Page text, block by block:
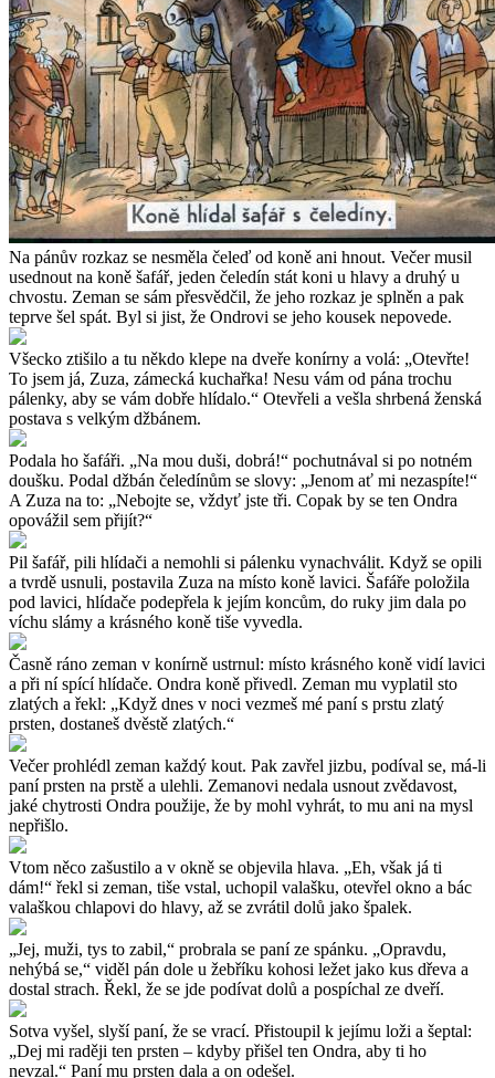
Na pánův rozkaz se nesměla čeleď od koně ani hnout. Večer musil
usednout na koně šafář, jeden čeledín stát koni u hlavy a druhý u
chvostu. Zeman se sám přesvědčil, že jeho rozkaz je splněn a pak
teprve šel spát. Byl si jist, že Ondrovi se jeho kousek nepovede.
Všecko ztišilo a tu někdo klepe na dveře konírny a volá: „Otevřte!
To jsem já, Zuza, zámecká kuchařka! Nesu vám od pána trochu
pálenky, aby se vám dobře hlídalo.“ Otevřeli a vešla shrbená ženská
postava s velkým džbánem.
Podala ho šafáři. „Na mou duši, dobrá!“ pochutnával si po notném
doušku. Podal džbán čeledínům se slovy: „Jenom ať mi nezaspíte!“
A Zuza na to: „Nebojte se, vždyť jste tři. Copak by se ten Ondra
opovážil sem přijít?“
Pil šafář, pili hlídači a nemohli si pálenku vynachválit. Když se opili
a tvrdě usnuli, postavila Zuza na místo koně lavici. Šafáře položila
pod lavici, hlídače podepřela k jejím koncům, do ruky jim dala po
víchu slámy a krásného koně tiše vyvedla.
Časně ráno zeman v konírně ustrnul: místo krásného koně vidí lavici
a při ní spící hlídače. Ondra koně přivedl. Zeman mu vyplatil sto
zlatých a řekl: „Když dnes v noci vezmeš mé paní s prstu zlatý
prsten, dostaneš dvěstě zlatých.“
Večer prohlédl zeman každý kout. Pak zavřel jizbu, podíval se, má-li
paní prsten na prstě a ulehli. Zemanovi nedala usnout zvědavost,
jaké chytrosti Ondra použije, že by mohl vyhrát, to mu ani na mysl
nepřišlo.
Vtom něco zašustilo a v okně se objevila hlava. „Eh, však já ti
dám!“ řekl si zeman, tiše vstal, uchopil valašku, otevřel okno a bác
valaškou chlapovi do hlavy, až se zvrátil dolů jako špalek.
„Jej, muži, tys to zabil,“ probrala se paní ze spánku. „Opravdu,
nehýbá se,“ viděl pán dole u žebříku kohosi ležet jako kus dřeva a
dostal strach. Řekl, že se jde podívat dolů a pospíchal ze dveří.
Sotva vyšel, slyší paní, že se vrací. Přistoupil k jejímu loži a šeptal:
„Dej mi raději ten prsten – kdyby přišel ten Ondra, aby ti ho
nevzal.“ Paní mu prsten dala a on odešel.